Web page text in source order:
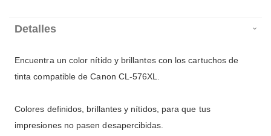
Detalles
Encuentra un color nítido y brillantes con los cartuchos de
tinta compatible de Canon CL-576XL.
Colores definidos, brillantes y nítidos, para que tus
impresiones no pasen desapercibidas.